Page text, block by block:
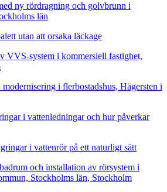
ny rördragning och golvbrunn i
län
utan att orsaka läckage
VVS-system i kommersiell fastighet,
i flerbostadshus, Hägersten i
i vattenledningar och hur påverkar
i vattenrör på ett naturligt sätt
och installation av rörsystem i
Stockholms län, Stockholm